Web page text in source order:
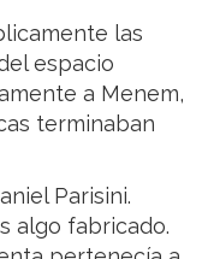
las
espacio
a Menem,
terminaban
Parisini.
algo fabricado.